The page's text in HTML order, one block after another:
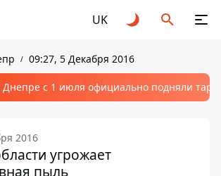
UK
09:27, 5 Декабря 2016
Днепре с 1 июля официально подняли
2016
угрожает
пыль